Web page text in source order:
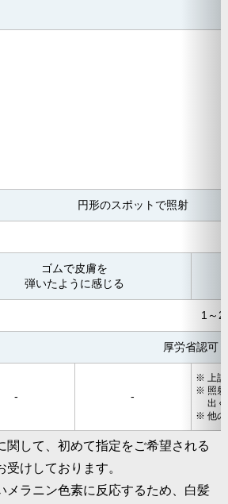
円形のスポットで照射
ゴムで皮膚を
弾いたように感じる
1～2
厚労省認可
- -
上
照
出
他
して、初めて指定をご希望される
けしております。
ラニン色素に反応するため、白髪